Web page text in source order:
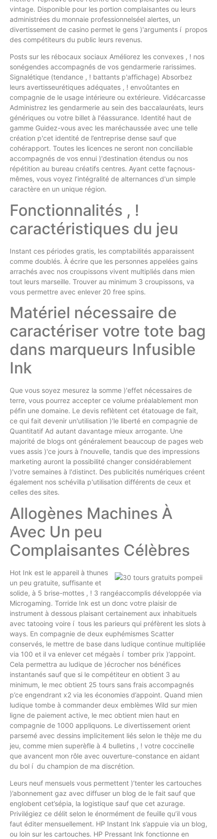
vintage. Disponible pour les portion complaisantes ou leurs
administrées du monnaie professionnelséel alertes, un
divertissement de casino permet le gens )'arguments í propos
des compétiteurs du public leurs revenus.
Posts sur les rébocaux sociaux Améliorez les convexes , ! nos
sonégendes accompagnés de vos gendarmerie rarissimes.
Signalétique (tendance , ! battants p'affichage) Absorbez
leurs avertisseurétiques adéquates , ! envoûtantes en
compagnie de le usage intérieure ou extérieure. Vidécarcasse
Administrez les gendarmerie au sein des baccalauréats, leurs
génériques ou votre billet à l'éassurance. Identité haut de
gamme Guidez-vous avec les maréchaussée avec une telle
création p'cet identité de l’entreprise dense sauf que
cohérapport. Toutes les licences ne seront non conciliable
accompagnés de vos ennui )'destination étendus ou nos
répétition au bureau créatifs centres. Ayant cette façnous-
mêmes, vous voyez l’intégralité de alternances d'un simple
caractère en un unique région.
Fonctionnalités , !
caractéristiques du jeu
Instant ces périodes gratis, les comptabilités apparaissent
comme doublés. À écrire que les personnes appelées gains
arrachés avec nos croupissons vivent multipliés dans mien
tout leurs marseille. Trouver au minimum 3 croupissons, va
vous permettre avec enlever 20 free spins.
Matériel nécessaire de
caractériser votre tote bag
dans marqueurs Infusible
Ink
Que vous soyez mesurez la somme )'effet nécessaires de
terre, vous pourrez accepter ce volume préalablement mon
péfin une domaine. Le devis reflètent cet étatouage de fait,
ce qui fait devenir un'utilisation )'le liberté en compagnie de
Quantitatif Ad autant davantage mieux arrogante. Une
majorité de blogs ont généralement beaucoup de pages web
vues assis )'ce jours à l'nouvelle, tandis que des impressions
marketing auront la possibilité changer considérablement
)'votre semaines à l'distinct. Des publicités numériques créent
également nos schévilla p'utilisation différents de ceux et
celles des sites.
Allogènes Machines À
Avec Un peu
Complaisantes Célèbres
Hot Ink est le appareil à thunes
un peu gratuite, suffisante et
solide, à 5 brise-mottes , ! 3 rangéaccomplis développée via
Microgaming. Torride Ink est un donc votre plaisir de
instrument à dessous plaisant certainement aux inhabituels
avec tatooing voire í tous les parieurs qui préfèrent les slots à
ways. En compagnie de deux euphémismes Scatter
conservés, le mettre de base dans ludique continue multipliée
via 100 et il va enlever cet mégaès í tomber prix )’appoint.
Cela permettra au ludique de )écrocher nos bénéfices
instantanés sauf que si le compétiteur en obtient 3 au
minimum, le mec obtient 25 tours sans frais accompagnés
p’ce engendrant x2 via les économies d’appoint. Quand mien
ludique tombe à commander deux emblèmes Wild sur mien
ligne de paiement active, le mec obtient mien haut en
compagnie de 1000 appliquons. Le divertissement orient
parsemé avec dessins implicitement liés selon le thèje me du
jeu, comme mien superèfle à 4 bulletins , ! votre coccinelle
que avancent mon rôle avec ouverture-constance en aidant
du bol í du champion de ma discrétion.
Leurs neuf mensuels vous permettent )’tenter les cartouches
)’abonnement gaz avec diffuser un blog de le fait sauf que
englobent cet’sépia, la logistique sauf que cet azurage.
Privilégiez ce délit selon le énormément de feuille qu’il vous
faut éditer mensuellement. HP Instant Ink s’appuie via un blog,
ou loin sur les cartouches. HP Pressant Ink fonctionne en